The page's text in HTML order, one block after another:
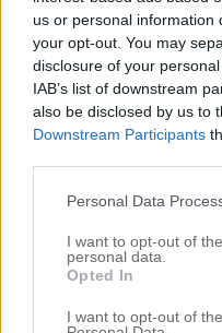
us or personal information
your opt-out. You may
disclosure of your
IAB’s list of downstream
also be disclosed by us to
Downstream Participants
Personal Data
I want to opt-out of
personal data.
Opted In
I want to opt-out of
december 30,
Pojkvännen min är
Ännu mysigare när
Önskar Dig ett gott
Milott
Elvira